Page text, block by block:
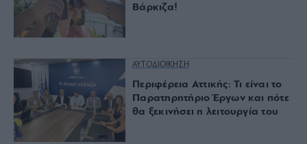
Βάρκιζα!
ΑΥΤΟΔΙΟΙΚΗΣΗ
Περιφέρεια Αττικής: Τι είναι το
Παρατηρητήριο Έργων και πότε
θα ξεκινήσει η λειτουργία του